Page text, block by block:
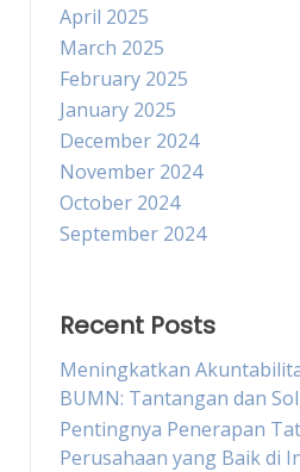
April 2025
March 2025
February 2025
January 2025
December 2024
November 2024
October 2024
September 2024
Recent Posts
Meningkatkan
BUMN: Tantangan dan
Pentingnya Penerapan
Perusahaan yang Baik di